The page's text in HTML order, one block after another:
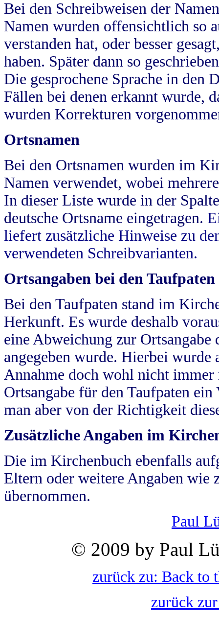
Bei den Schreibweisen der
Namen wurden offensichtlich so
verstanden hat, oder besser
haben. Später dann so
Die gesprochene Sprache in
Fällen bei denen erkannt wurde,
wurden Korrekturen
Ortsnamen
Bei den Ortsnamen wurden im
Namen verwendet, wobei
In dieser Liste wurde in der
deutsche Ortsname eingetragen.
liefert zusätzliche Hinweise zu
verwendeten Schreibvarianten.
Ortsangaben bei den Taufpaten
Bei den Taufpaten stand im
Herkunft. Es wurde deshalb
eine Abweichung zur
angegeben wurde. Hierbei wurde
Annahme doch wohl nicht
Ortsangabe für den Taufpaten
man aber von der Richtigkeit
Zusätzliche Angaben im
Die im Kirchenbuch ebenfalls
Eltern oder weitere Angaben wie
übernommen.
Paul
© 2009 by Paul
zurück zu: Back to
zurück